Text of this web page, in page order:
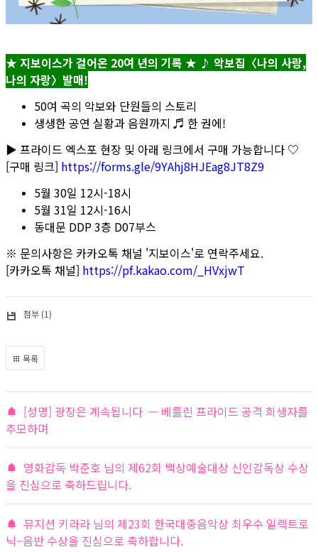
★ 지보이스가 걸어온 20여 년의 기록 ★ ♪ 악보집〈나의 사랑,
나의 자랑〉발매!
50여 곡의 악보와 단원들의 스토리
생생한 공연 실황과 음원까지 ♬ 한 권에!
▶ 프라이드 엑스포 현장 및 아래 링크에서 구매 가능합니다 ♡
[구매 링크] https://forms.gle/9YAhj8HJEag8JT8Z9
5월 30일 12시-18시
5월 31일 12시-16시
동대문 DDP 3층 D07부스
※ 문의사항은 카카오톡 채널 '지보이스'로 연락주세요.
[카카오톡 채널] https://pf.kakao.com/_HVxjwT
첨부 (1)
목록
[성명] 광장은 계속됩니다 — 베를린 프라이드 공격 희생자를
추모하며
영화감독 박준호 님의 제62회 백상예술대상 신인감독상 수상
을 진심으로 축하드립니다.
뮤지션 키라라 님의 제23회 한국대중음악상 최우수 일렉트로
닉–음반 수상을 진심으로 축하합니다.